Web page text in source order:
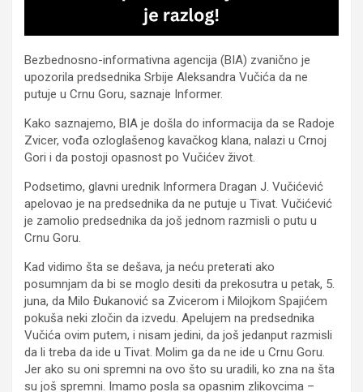
Bezbednosno-informativna agencija (BIA) zvanično je
upozorila predsednika Srbije Aleksandra Vučića da ne
putuje u Crnu Goru, saznaje Informer.
Kako saznajemo, BIA je došla do informacija da se Radoje
Zvicer, vođa ozloglašenog kavačkog klana, nalazi u Crnoj
Gori i da postoji opasnost po Vučićev život.
Podsetimo, glavni urednik Informera Dragan J. Vučićević
apelovao je na predsednika da ne putuje u Tivat. Vučićević
je zamolio predsednika da još jednom razmisli o putu u
Crnu Goru.
Kad vidimo šta se dešava, ja neću preterati ako
posumnjam da bi se moglo desiti da prekosutra u petak, 5.
juna, da Milo Đukanović sa Zvicerom i Milojkom Spajićem
pokuša neki zločin da izvedu. Apelujem na predsednika
Vučića ovim putem, i nisam jedini, da još jedanput razmisli
da li treba da ide u Tivat. Molim ga da ne ide u Crnu Goru.
Jer ako su oni spremni na ovo što su uradili, ko zna na šta
su još spremni. Imamo posla sa opasnim zlikovcima –